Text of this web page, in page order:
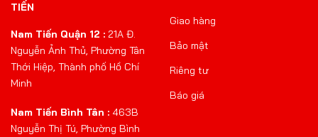
TIẾN
Nam Tiến Quận 12 : 21A Đ.
Nguyễn Ảnh Thủ, Phường Tân
Thới Hiệp, Thành phố Hồ Chí
Minh
Nam Tiến Bình Tân : 463B
Nguyễn Thị Tú, Phường Bình
Giao hàng
Bảo mật
Riêng tư
Báo giá